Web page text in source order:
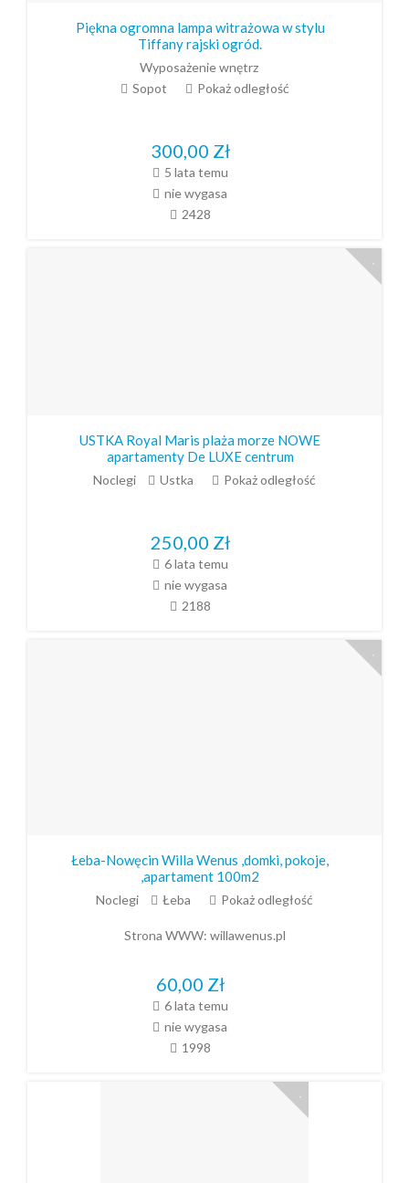
Piękna ogromna lampa witrażowa w stylu
Tiffany rajski ogród.
Wyposażenie wnętrz
Sopot
Pokaż odległość
300,00 Zł
5 lata temu
nie wygasa
2428
USTKA Royal Maris plaża morze NOWE
apartamenty De LUXE centrum
Noclegi Ustka Pokaż odległość
250,00 Zł
6 lata temu
nie wygasa
2188
Łeba-Nowęcin Willa Wenus ,domki, pokoje,
,apartament 100m2
Noclegi Łeba Pokaż odległość
Strona WWW: willawenus.pl
60,00 Zł
6 lata temu
nie wygasa
1998